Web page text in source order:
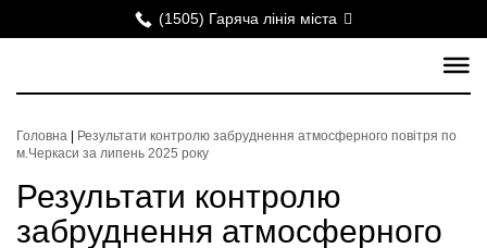
(1505) Гаряча лінія міста
Головна
Результати контролю забруднення атмосферного повітря по
м.Черкаси за липень 2025 року
Результати контролю
забруднення атмосферного